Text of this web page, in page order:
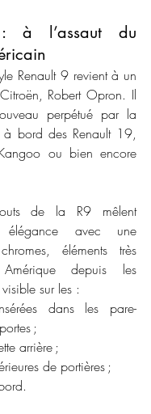
: à l’assaut du
Renault 9 revient à un
Robert Opron. Il
perpétué par la
à bord des Renault 19,
ou bien encore
de la R9 mêlent
élégance avec une
éléments très
depuis les
sur les :
dans les pare-
;
arrière ;
de portières ;